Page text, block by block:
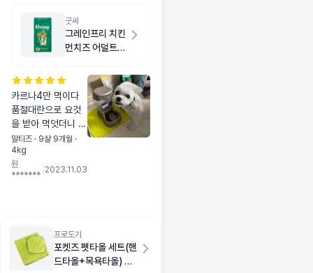
4개월이에요~ 굿씨
그레인프리 치킨
먼치즈 어덜트
카르나4만 먹이다
품절대란으로 요것
을 받아 먹엇더니 잘
멋긴하네요 ㅋㅋㅋ
카르나4 마니 수입
해주세요
말티즈 · 9살 9개월 ·
4kg
원
*******
2023.11.03
프로도기
포켓즈 펫타올 세트(핸
드타올+목욕타올) 그